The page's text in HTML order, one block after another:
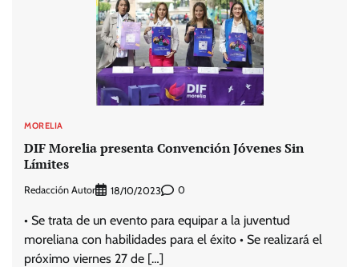
MORELIA
DIF Morelia presenta Convención Jóvenes Sin
Límites
Redacción Autor 18/10/2023 0
• Se trata de un evento para equipar a la juventud
moreliana con habilidades para el éxito • Se realizará el
próximo viernes 27 de […]